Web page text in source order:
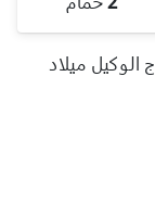
شاليه للبيع بورتو جولف 120 م 3000000 ج الوكيل ميلاد